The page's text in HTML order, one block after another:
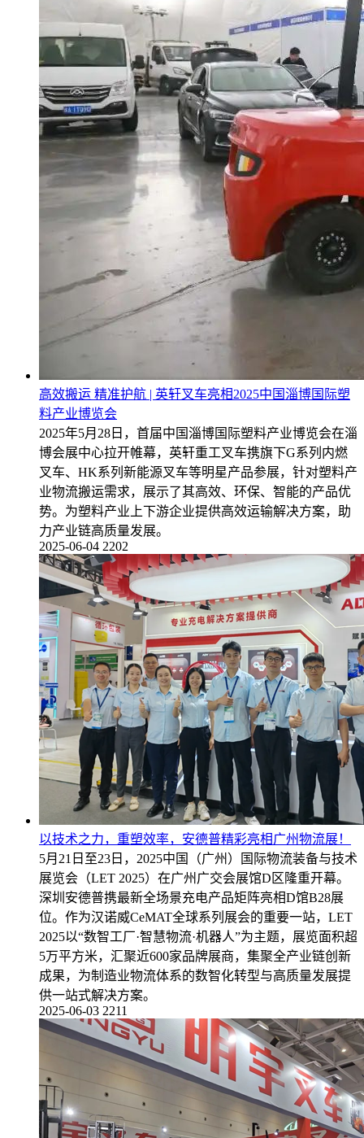
高效搬运 精准护航 | 英轩叉车亮相2025中国淄博国际塑
料产业博览会
2025年5月28日，首届中国淄博国际塑料产业博览会在淄
博会展中心拉开帷幕，英轩重工叉车携旗下G系列内燃
叉车、HK系列新能源叉车等明星产品参展，针对塑料产
业物流搬运需求，展示了其高效、环保、智能的产品优
势。为塑料产业上下游企业提供高效运输解决方案，助
力产业链高质量发展。
2025-06-04 2202
以技术之力，重塑效率，安德普精彩亮相广州物流展！
5月21日至23日，2025中国（广州）国际物流装备与技术
展览会（LET 2025）在广州广交会展馆D区隆重开幕。
深圳安德普携最新全场景充电产品矩阵亮相D馆B28展
位。作为汉诺威CeMAT全球系列展会的重要一站，LET
2025以“数智工厂·智慧物流·机器人”为主题，展览面积超
5万平方米，汇聚近600家品牌展商，集聚全产业链创新
成果，为制造业物流体系的数智化转型与高质量发展提
供一站式解决方案。
2025-06-03 2211